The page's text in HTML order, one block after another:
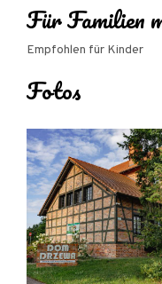
Auto abstellen
das Gebiet
Für Familien
Empfohlen für Kinder
Fotos